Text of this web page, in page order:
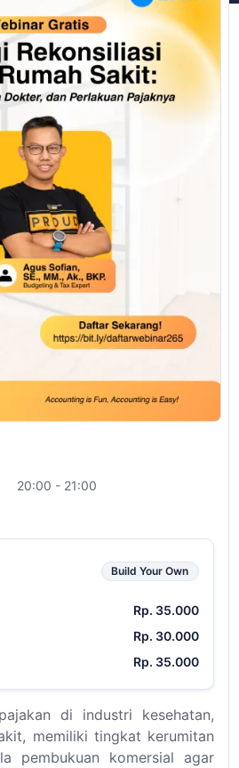
20:00 - 21:00
Build Your Own
Rp. 35.000
Rp. 30.000
Rp. 35.000
di industri kesehatan,
memiliki tingkat kerumitan
pembukuan komersial agar